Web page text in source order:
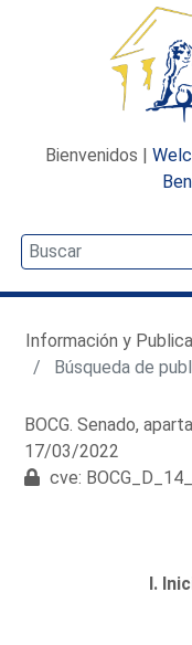
Bienvenidos |
Información y
Búsqueda de
BOCG. Senado,
17/03/2022
cve:
I.